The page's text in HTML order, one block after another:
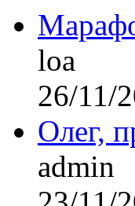
loa
26/11/
Олег,
admin